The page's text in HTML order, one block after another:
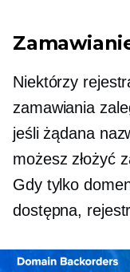
Niektórzy
zamawiania
jeśli żądana
możesz złożyć
Gdy tylko
dostępna,